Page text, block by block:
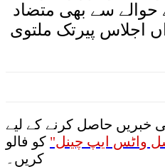
سے بھی متضاد
اجلاس پیرتک ملتوی
خبریں حاصل کرنے کے لیے
واٹس ایپ چینل" کو فالو
کریں۔